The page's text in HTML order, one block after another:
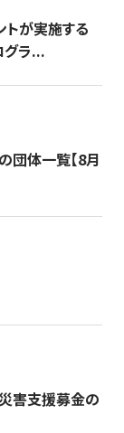
トが実施する
グラ...
団体一覧【8月
害支援募金の